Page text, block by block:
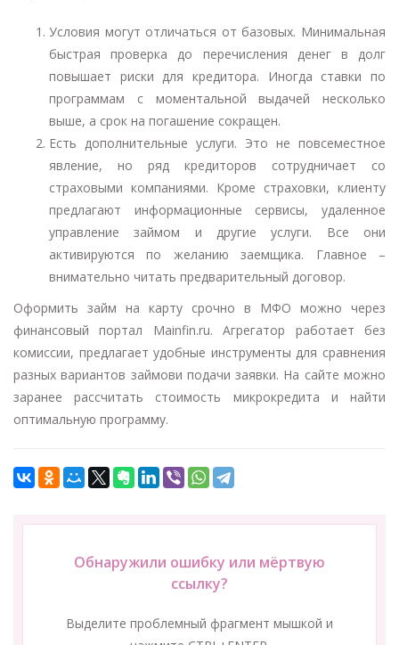
Условия могут отличаться от базовых. Минимальная
быстрая проверка до перечисления денег в долг
повышает риски для кредитора. Иногда ставки по
программам с моментальной выдачей несколько
выше, а срок на погашение сокращен.
Есть дополнительные услуги. Это не повсеместное
явление, но ряд кредиторов сотрудничает со
страховыми компаниями. Кроме страховки, клиенту
предлагают информационные сервисы, удаленное
управление займом и другие услуги. Все они
активируются по желанию заемщика. Главное –
внимательно читать предварительный договор.
Оформить займ на карту срочно в МФО можно через
финансовый портал Mainfin.ru. Агрегатор работает без
комиссии, предлагает удобные инструменты для сравнения
разных вариантов займови подачи заявки. На сайте можно
заранее рассчитать стоимость микрокредита и найти
оптимальную программу.
Обнаружили ошибку или мёртвую
ссылку?
Выделите проблемный фрагмент мышкой и